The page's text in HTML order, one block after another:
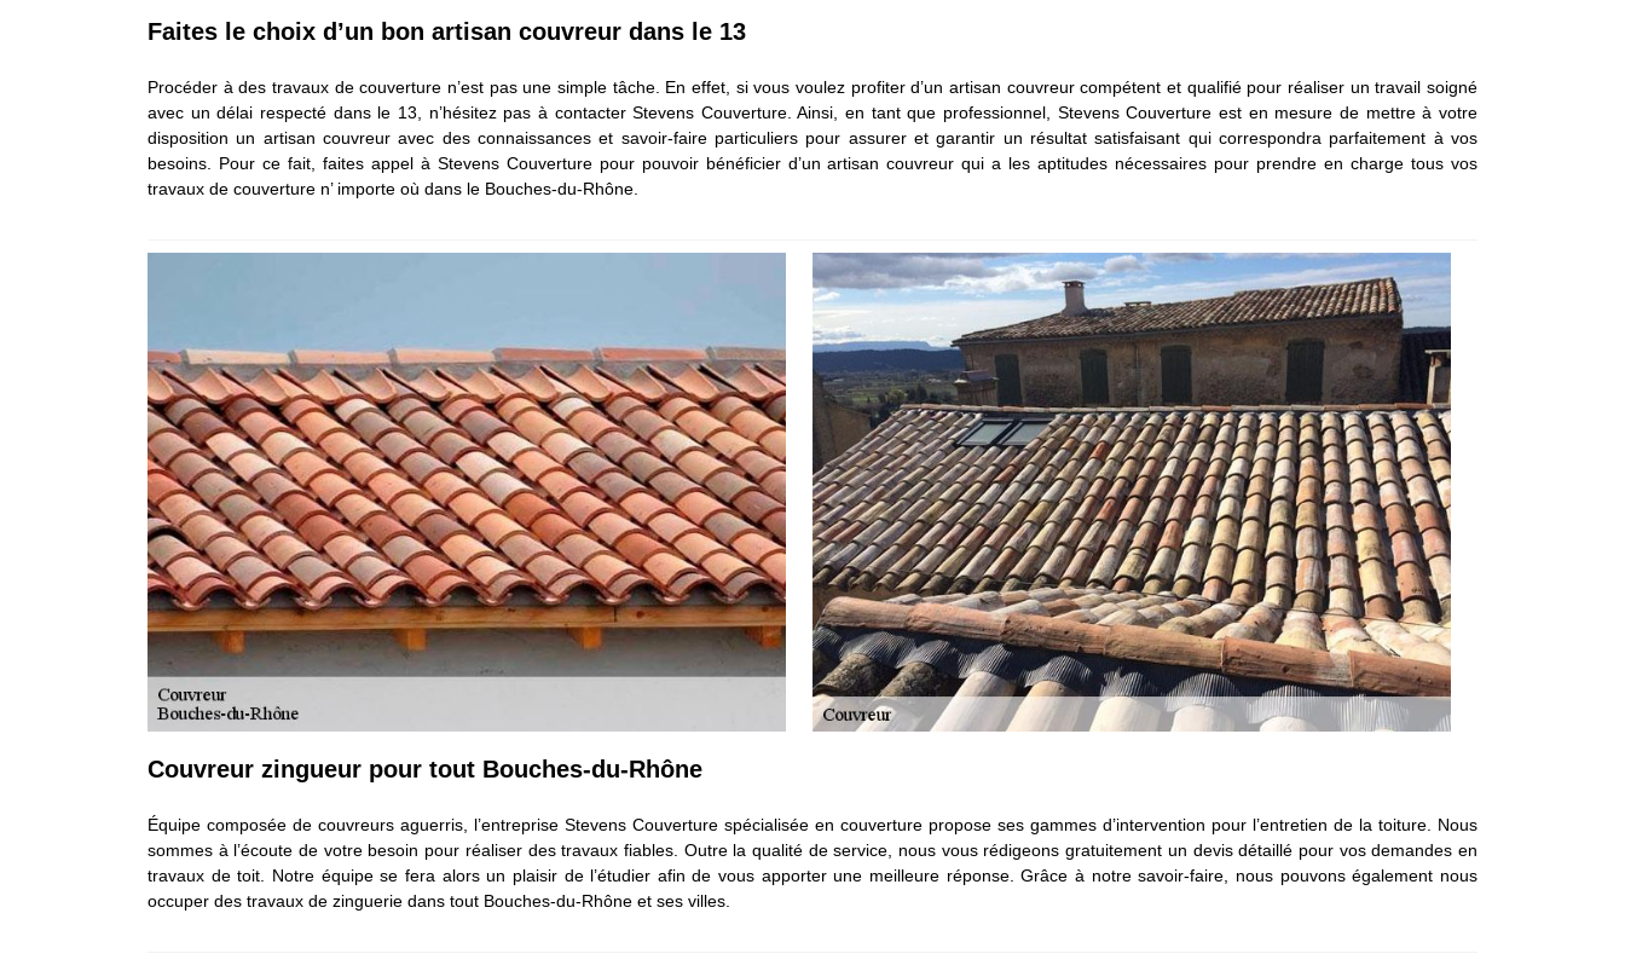
Faites le choix d’un bon artisan couvreur dans le 13
Procéder à des travaux de couverture n’est pas une simple tâche. En effet, si vous voulez profiter d’un artisan couvreur compétent et qualifié pour réaliser un travail soigné
avec un délai respecté dans le 13, n’hésitez pas à contacter Stevens Couverture. Ainsi, en tant que professionnel, Stevens Couverture est en mesure de mettre à votre
disposition un artisan couvreur avec des connaissances et savoir-faire particuliers pour assurer et garantir un résultat satisfaisant qui correspondra parfaitement à vos
besoins. Pour ce fait, faites appel à Stevens Couverture pour pouvoir bénéficier d’un artisan couvreur qui a les aptitudes nécessaires pour prendre en charge tous vos
travaux de couverture n’ importe où dans le Bouches-du-Rhône.
Couvreur zingueur pour tout Bouches-du-Rhône
Équipe composée de couvreurs aguerris, l’entreprise Stevens Couverture spécialisée en couverture propose ses gammes d’intervention pour l’entretien de la toiture. Nous
sommes à l’écoute de votre besoin pour réaliser des travaux fiables. Outre la qualité de service, nous vous rédigeons gratuitement un devis détaillé pour vos demandes en
travaux de toit. Notre équipe se fera alors un plaisir de l’étudier afin de vous apporter une meilleure réponse. Grâce à notre savoir-faire, nous pouvons également nous
occuper des travaux de zinguerie dans tout Bouches-du-Rhône et ses villes.